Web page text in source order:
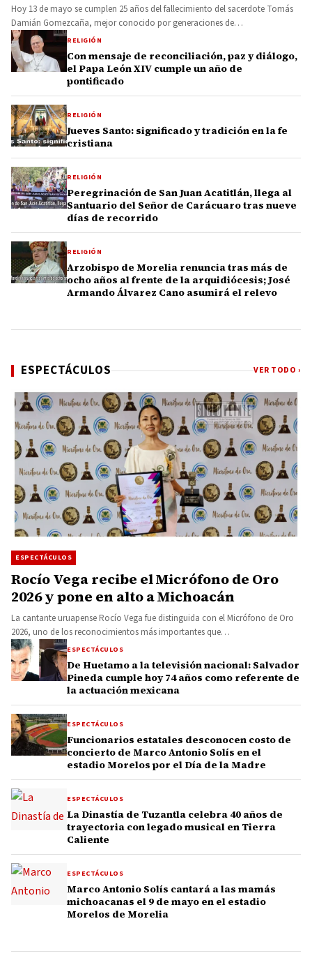
Hoy 13 de mayo se cumplen 25 años del fallecimiento del sacerdote Tomás
Damián Gomezcaña, mejor conocido por generaciones de…
RELIGIÓN
Con mensaje de reconciliación, paz y diálogo,
el Papa León XIV cumple un año de
pontificado
RELIGIÓN
Jueves Santo: significado y tradición en la fe
cristiana
RELIGIÓN
Peregrinación de San Juan Acatitlán, llega al
Santuario del Señor de Carácuaro tras nueve
días de recorrido
RELIGIÓN
Arzobispo de Morelia renuncia tras más de
ocho años al frente de la arquidiócesis; José
Armando Álvarez Cano asumirá el relevo
ESPECTÁCULOS VER TODO ›
ESPECTÁCULOS
Rocío Vega recibe el Micrófono de Oro
2026 y pone en alto a Michoacán
La cantante uruapense Rocío Vega fue distinguida con el Micrófono de Oro
2026, uno de los reconocimientos más importantes que…
ESPECTÁCULOS
De Huetamo a la televisión nacional: Salvador
Pineda cumple hoy 74 años como referente de
la actuación mexicana
ESPECTÁCULOS
Funcionarios estatales desconocen costo de
concierto de Marco Antonio Solís en el
estadio Morelos por el Día de la Madre
ESPECTÁCULOS
La Dinastía de Tuzantla celebra 40 años de
trayectoria con legado musical en Tierra
Caliente
ESPECTÁCULOS
Marco Antonio Solís cantará a las mamás
michoacanas el 9 de mayo en el estadio
Morelos de Morelia